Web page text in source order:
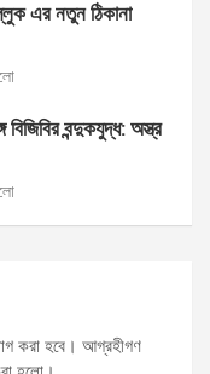
এর নতুন ঠিকানা
বিজিবির বন্দুকযুদ্ধ: অস্ত্র
করা হবে। আগ্রহীগণ